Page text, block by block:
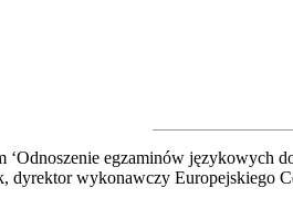
egzaminów językowych
dyrektor wykonawczy